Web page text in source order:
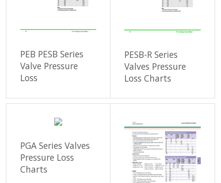
PEB PESB Series
Valve Pressure
Loss
PESB-R Series
Valves Pressure
Loss Charts
PGA Series Valves
Pressure Loss
Charts